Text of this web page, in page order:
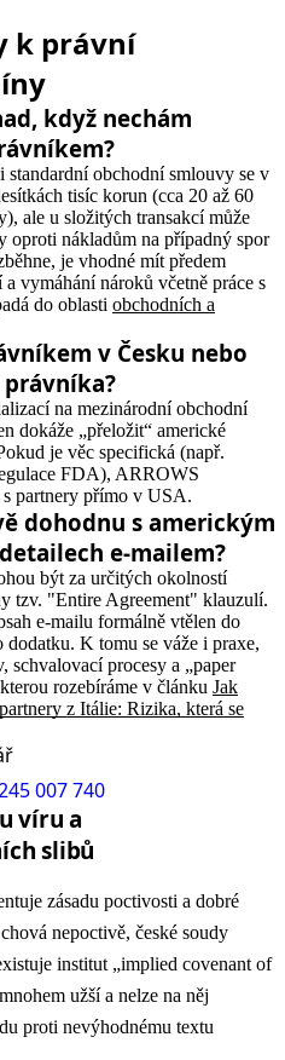
k právní
když nechám
obchodní smlouvy se v
tisíc korun (cca 20 až 60
ale u složitých transakcí může
oproti nákladům na případný spor
je vhodné mít předem
vymáhání nároků včetně práce s
do oblasti obchodních a
v Česku nebo
na mezinárodní obchodní
dokáže „přeložit“ americké
je věc specifická (např.
FDA), ARROWS
partnery přímo v USA.
dohodnu s americkým
e-mailem?
být za určitých okolností
tzv. "Entire Agreement" klauzulí.
e-mailu formálně vtělen do
dodatku. K tomu se váže i praxe,
schvalovací procesy a „paper
rozebíráme v článku Jak
z Itálie: Rizika, která se
007 740
víru a
slibů
zásadu poctivosti a dobré
nepoctivě, české soudy
institut „implied covenant of
užší a nelze na něj
proti nevýhodnému textu